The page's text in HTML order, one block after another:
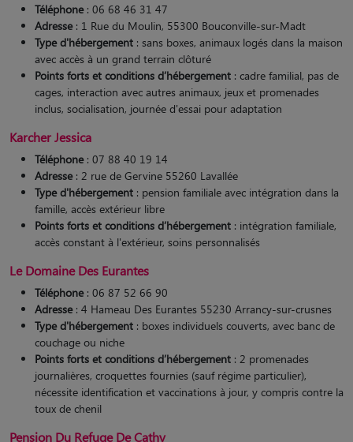
Téléphone: 06 68 46 31 47
Adresse: 1 Rue du Moulin, 55300 Bouconville-sur-Madt
Type d'hébergement : sans boxes, animaux logés dans la maison
avec accès à un grand terrain clôturé
Points forts et conditions d’hébergement : cadre familial, pas de
cages, interaction avec autres animaux, jeux et promenades
inclus, socialisation, journée d'essai pour adaptation​
Karcher Jessica
Téléphone: 07 88 40 19 14
Adresse: 2 rue de Gervine 55260 Lavallée
Type d'hébergement : pension familiale avec intégration dans la
famille, accès extérieur libre
Points forts et conditions d’hébergement : intégration familiale,
accès constant à l'extérieur, soins personnalisés
Le Domaine Des Eurantes
Téléphone: 06 87 52 66 90
Adresse: 4 Hameau Des Eurantes 55230 Arrancy-sur-crusnes
Type d'hébergement : boxes individuels couverts, avec banc de
couchage ou niche
Points forts et conditions d’hébergement : 2 promenades
journalières, croquettes fournies (sauf régime particulier),
nécessite identification et vaccinations à jour, y compris contre la
toux de chenil
Pension Du Refuge De Cathy